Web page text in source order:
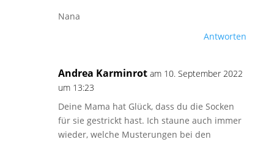
Nana
Antworten
Andrea Karminrot am 10. September 2022
um 13:23
Deine Mama hat Glück, dass du die Socken
für sie gestrickt hast. Ich staune auch immer
wieder, welche Musterungen bei den